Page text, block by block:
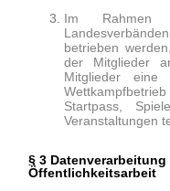
Im Rahmen
betrieben
der Mitglieder
Mitglieder eine
Startpass,
Veranstaltungen
§ 3 Datenverarbeitung
Öffentlichkeitsarbeit